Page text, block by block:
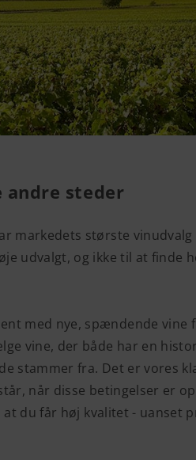
andre steder
markedets største vinudvalg
udvalgt, og ikke til at finde
med nye, spændende vine
vine, der både har en
stammer fra. Det er vores
når disse betingelser er
du får høj kvalitet - uanset